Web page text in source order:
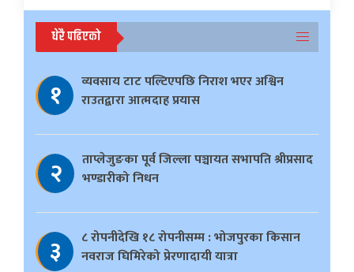
धेरै पढिएको
१
व्यवसाय टाट पल्टिएपछि निराश भएर अश्विन
राउतद्वारा आत्मदाह प्रयास
२
ताप्लेजुङका पूर्व जिल्ला पञ्चायत सभापति श्रीप्रसाद
भण्डारीको निधन
३
८ रोपनीदेखि १८ रोपनीसम्म : भोजपुरका किसान
नवराज घिमिरेको प्रेरणादायी यात्रा